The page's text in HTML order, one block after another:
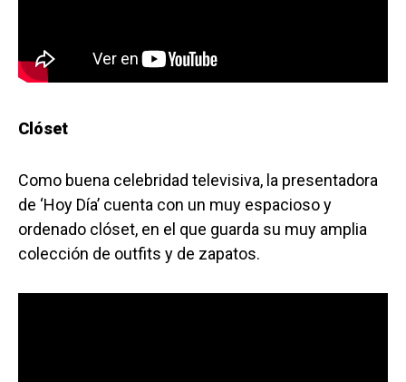
Clóset
Como buena celebridad televisiva, la presentadora
de ‘Hoy Día’ cuenta con un muy espacioso y
ordenado clóset, en el que guarda su muy amplia
colección de outfits y de zapatos.